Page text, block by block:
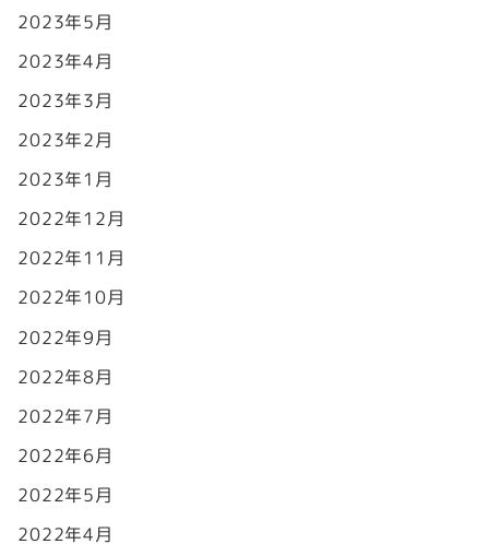
2023年5月
2023年4月
2023年3月
2023年2月
2023年1月
2022年12月
2022年11月
2022年10月
2022年9月
2022年8月
2022年7月
2022年6月
2022年5月
2022年4月